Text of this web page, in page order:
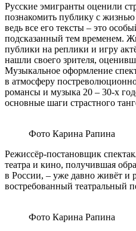
Русские эмигранты оценили
познакомить публику с
ведь все его тексты – это
подсказанный тем временем.
публики на реплики и игру
нашли своего зрителя,
Музыкальное оформление
в атмосферу
романсы и музыка 20 – 30-х
основные шаги страстного
Фото Карина Рапина
Режиссёр-постановщик
театра и кино, получившая
в России, – уже давно живёт
востребованный театральный
Фото Карина Рапина